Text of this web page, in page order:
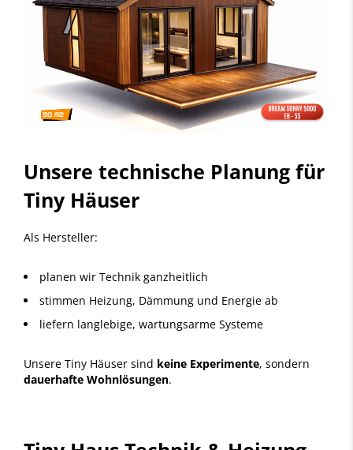
Unsere technische Planung für
Tiny Häuser
Als Hersteller:
planen wir Technik ganzheitlich
stimmen Heizung, Dämmung und Energie ab
liefern langlebige, wartungsarme Systeme
Unsere Tiny Häuser sind keine Experimente, sondern
dauerhafte Wohnlösungen.